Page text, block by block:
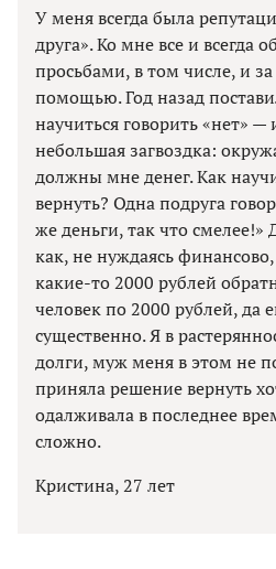
У меня всегда была
друга». Ко мне все и всегда
просьбами, в том числе, и
помощью. Год назад
научиться говорить «нет»
небольшая загвоздка:
должны мне денег. Как
вернуть? Одна подруга
же деньги, так что
как, не нуждаясь
какие-то 2000 рублей
человек по 2000 рублей, да
существенно. Я в
долги, муж меня в этом не
приняла решение вернуть
одалживала в последнее
сложно.
Кристина, 27 лет